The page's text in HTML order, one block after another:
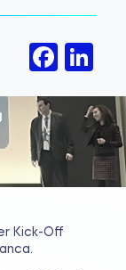
Kick-Off